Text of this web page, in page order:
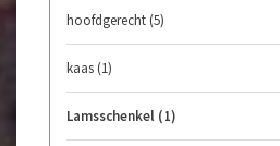
hoofdgerecht (5)
kaas (1)
Lamsschenkel (1)